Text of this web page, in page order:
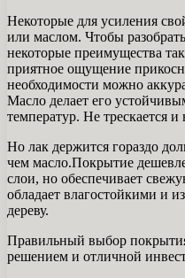
Некоторые для усиления
или маслом. Чтобы
некоторые преимущества
приятное ощущение
необходимости можно
Масло делает его
температур. Не трескается
Но лак держится гораздо
чем масло.Покрытие
слои, но обеспечивает
обладает влагостойкими и
дереву.
Правильный выбор
решением и отличной